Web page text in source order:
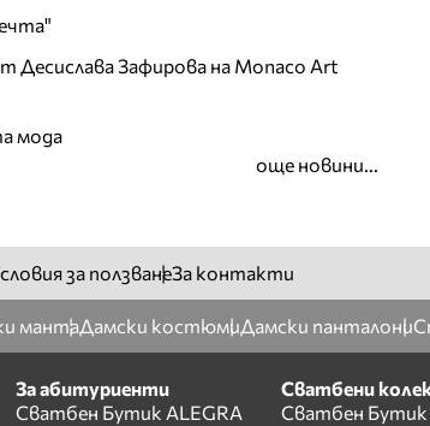
Десислава Зафирова на Monaco Art
мода
още новини...
за ползванеЗа контакти
мантаДамски костюмиДамски панталони
За абитуриенти
Сватбен Бутик ALEGRA
Сватбени
Сватбен Бутик